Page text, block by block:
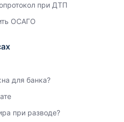
при ДТП
ОСАГО
для банка?
при разводе?